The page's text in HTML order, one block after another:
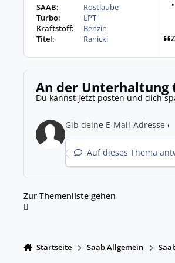
SAAB:
Rostlaube
Turbo:
LPT
Kraftstoff:
Benzin
Titel:
Ranicki
An der Unterhaltung
Du kannst jetzt posten und dich
Auf dieses Thema
Zur Themenliste gehen
Startseite Saab Allgemein